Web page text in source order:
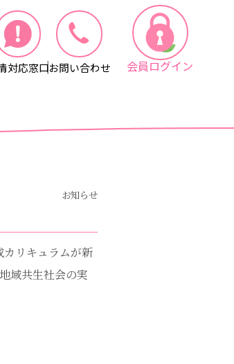
対応窓口お問い合わせ 会員ログイン
お知らせ
リキュラムが新
域共生社会の実